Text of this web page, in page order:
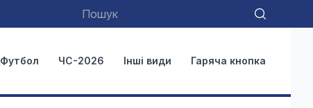
Футбол ЧС-2026 Інші види Гаряча кнопка